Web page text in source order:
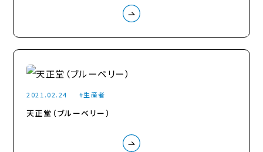
2021.02.24
天正堂（ブルーベリー）
生産者